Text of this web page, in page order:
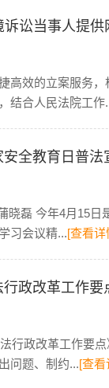
讼当事人提
高效的立案服务
结合人民法院工作
全教育日普法
晓磊 今年4月15
习会议精...[查看详
政改革工作
行政改革工作要
问题、制约...[查看